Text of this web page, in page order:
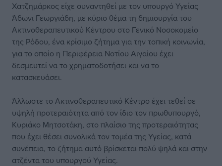
Χατζημάρκος είχε συναντηθεί με τον υπουργό Υγείας
Άδωνι Γεωργιάδη, με κύριο θέμα τη δημιουργία του
Ακτινοθεραπευτικού Κέντρου στο Γενικό Νοσοκομείο
της Ρόδου, ένα κρίσιμο ζήτημα για την τοπική κοινωνία,
για το οποίο η Περιφέρεια Νοτίου Αιγαίου έχει
δεσμευτεί να το χρηματοδοτήσει και να το
κατασκευάσει.
Άλλωστε το Ακτινοθεραπευτικό Κέντρο έχει τεθεί σε
υψηλή προτεραιότητα από τον ίδιο τον πρωθυπουργό,
Κυριάκο Μητσοτάκη, στο πλαίσιο της προτεραιότητας
που έχει θέσει συνολικά τον τομέα της Υγείας, κατά
συνέπεια, το ζήτημα αυτό βρίσκεται πολύ ψηλά και στην
ατζέντα του υπουργού Υγείας.